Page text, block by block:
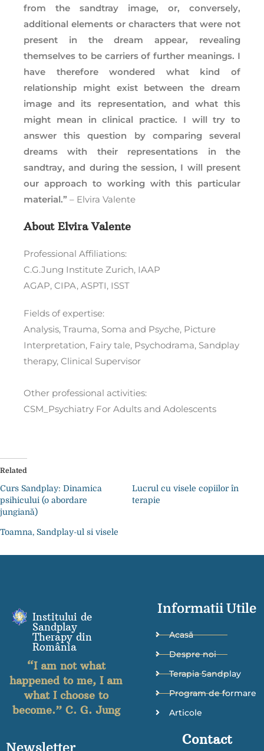
from the sandtray image, or, conversely,
additional elements or characters that were not
present in the dream appear, revealing
themselves to be carriers of further meanings. I
have therefore wondered what kind of
relationship might exist between the dream
image and its representation, and what this
might mean in clinical practice. I will try to
answer this question by comparing several
dreams with their representations in the
sandtray, and during the session, I will present
our approach to working with this particular
material.” – Elvira Valente
About Elvira Valente
Professional Affiliations:
C.G.Jung Institute Zurich, IAAP
AGAP, CIPA, ASPTI, ISST
Fields of expertise:
Analysis, Trauma, Soma and Psyche, Picture
Interpretation, Fairy tale, Psychodrama, Sandplay
therapy, Clinical Supervisor
Other professional activities:
CSM_Psychiatry For Adults and Adolescents
Related
Curs Sandplay: Dinamica
psihicului (o abordare
jungiană)
Lucrul cu visele copiilor în
terapie
Toamna, Sandplay-ul si visele
Institului de
Sandplay
Therapy din
România
“I am not what
happened to me, I am
what I choose to
become.” C. G. Jung
Newsletter
Informatii Utile
Acasă
Despre noi
Terapia Sandplay
Program de formare
Articole
Contact